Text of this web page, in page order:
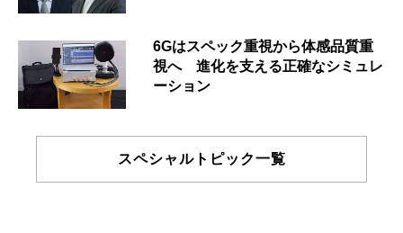
6Gはスペック重視から体感品質重
視へ 進化を支える正確なシミュレ
ーション
スペシャルトピック一覧